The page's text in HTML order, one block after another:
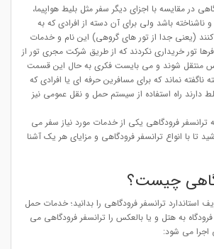
در مقایسه با اجزای دیگر سفر مثل بلیط هواپیما،
باشد ولی برای آن دسته از افرادی که به
(یعنی جدا از تور های گروهی) این نام و خدمات
تور خریداری نکردند که از طریق شرکت مجری تور از
منتقل شوند و می بایست فکری به حال این قسمت
ناگفته نماند که برای مسافرین حرفه ای یا افرادی که
دارند راه استفاده از سیستم حمل و نقل عمومی نیز
ترانسفر فرودگاهی یکی از خدمات مورد نیاز سفر می
تا با انواع ترانسفر فرودگاهی و مزایای هر یک آشنا
چیست؟
استاندارد ترانسفر فرودگاهی را بدانید؛ خدمات حمل
به هتل و یا بالعکس را ترانسفر فرودگاهی می
اجرا می شود: